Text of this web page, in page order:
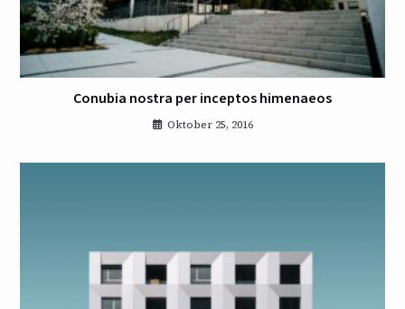
Conubia nostra per inceptos himenaeos
Oktober 25, 2016